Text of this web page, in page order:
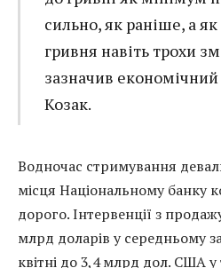
сильно, як раніше, а
гривня навіть трохи
зазначив
Козак.
Водночас стримування
місця Національному банку
дорого. Інтервенції з
млрд доларів у середньому
квітні до 3,4 млрд дол. США у